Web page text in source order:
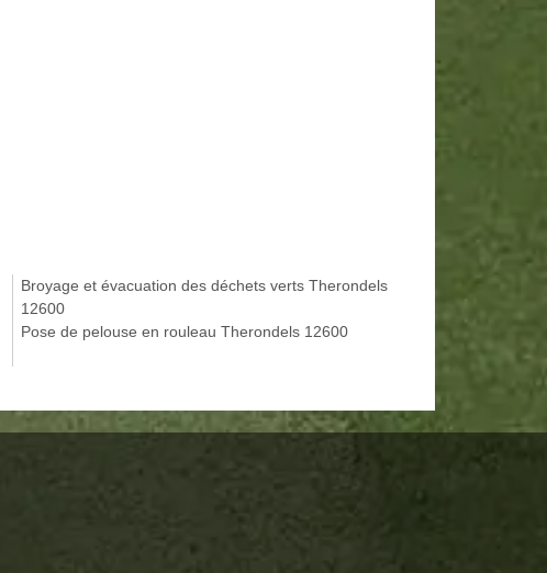
Broyage et évacuation des déchets verts Therondels
12600
Pose de pelouse en rouleau Therondels 12600